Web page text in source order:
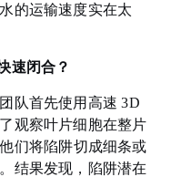
的运输速度实在太
速闭合？
队首先使用高速 3D
观察叶片细胞在整片
他们将陷阱切成细条或
结果发现，陷阱潜在